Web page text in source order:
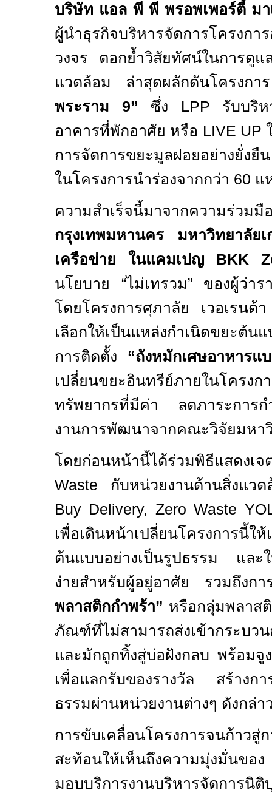
บริษัท แอล พี พี พรอพเพอร์ตี้ มา
ผู้นำธุรกิจบริหารจัดการโครงกา
วงจร ตอกย้ำวิสัยทัศน์ในการดูแ
แวดล้อม ล่าสุดผลักดันโครงก
พระราม 9” ซึ่ง LPP รับบริ
อาคารที่พักอาศัย หรือ LIVE UP
การจัดการขยะมูลฝอยอย่างยั่ง
ในโครงการนำร่องจากกว่า 60 แ
ความสำเร็จนี้มาจากความร่วมมื
กรุงเทพมหานคร มหาวิทยาลัย
เครือข่าย ในแคมเปญ BKK
นโยบาย “ไม่เทรวม” ของผู้ว่าร
โดยโครงการศุภาลัย เวอเรน
เลือกให้เป็นแหล่งกำเนิดขยะต้
การติดตั้ง “ถังหมักเศษอาหารแ
เปลี่ยนขยะอินทรีย์ภายในโครงก
ทรัพยากรที่มีค่า ลดภาระการ
งานการพัฒนาจากคณะวิจัยมหา
โดยก่อนหน้านี้ได้ร่วมพิธีแสดง
Waste กับหน่วยงานด้านสิ่งแ
Buy Delivery, Zero Waste
เพื่อเดินหน้าเปลี่ยนโครงการนี้ใ
ต้นแบบอย่างเป็นรูปธรรม และใ
ง่ายสำหรับผู้อยู่อาศัย รวมถึงก
พลาสติกกำพร้า” หรือกลุ่มพลาส
ภัณฑ์ที่ไม่สามารถส่งเข้ากระบวน
และมักถูกทิ้งสู่บ่อฝังกลบ พร้อมจู
เพื่อแลกรับของรางวัล สร้างกา
ธรรมผ่านหน่วยงานต่างๆ ดังกล่า
การขับเคลื่อนโครงการจนก้าวสู่
สะท้อนให้เห็นถึงความมุ่งมั่นข
มอบบริการงานบริหารจัดการนิ